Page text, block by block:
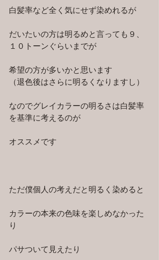
白髪率など全く気にせず染めれるが
だいたいの方は明るめと言っても９、
１０トーンぐらいまでが
希望の方が多いかと思います
（退色後はさらに明るくなりますし）
なのでグレイカラーの明るさは白髪率
を基準に考えるのが
オススメです
ただ僕個人の考えだと明るく染めると
カラーの本来の色味を楽しめなかった
り
パサついて見えたり